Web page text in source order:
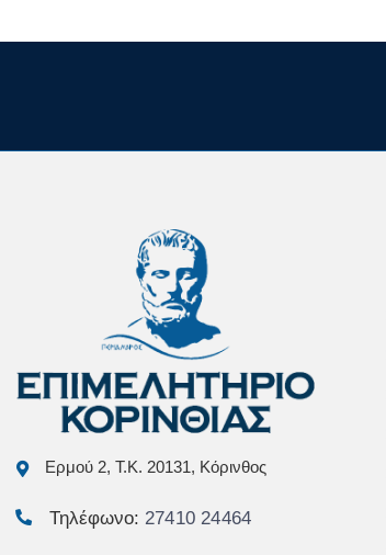
Ερμού 2, Τ.Κ. 20131, Κόρινθος
Τηλέφωνο: 27410 24464